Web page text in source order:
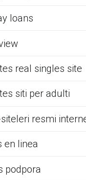
loans
real singles site
siti per adulti
resmi
en linea
podpora